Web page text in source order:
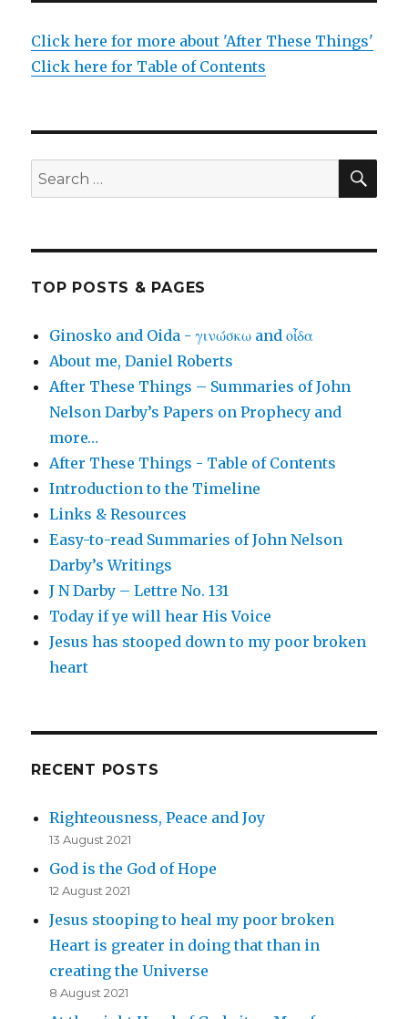
Click here for more about 'After These Things'
Click here for Table of Contents
Search
for:
TOP POSTS & PAGES
Ginosko and Oida - γινώσκω and οἶδα
About me, Daniel Roberts
After These Things – Summaries of John
Nelson Darby’s Papers on Prophecy and
more…
After These Things - Table of Contents
Introduction to the Timeline
Links & Resources
Easy-to-read Summaries of John Nelson
Darby’s Writings
J N Darby – Lettre No. 131
Today if ye will hear His Voice
Jesus has stooped down to my poor broken
heart
RECENT POSTS
Righteousness, Peace and Joy
13 August 2021
God is the God of Hope
12 August 2021
Jesus stooping to heal my poor broken
Heart is greater in doing that than in
creating the Universe
8 August 2021